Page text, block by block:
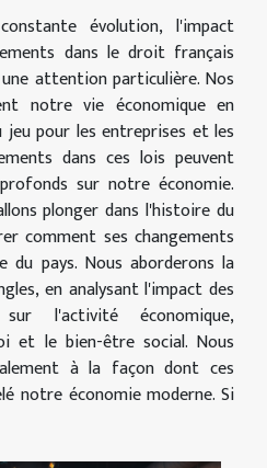
évolution, l'impact
dans le droit français
attention particulière. Nos
notre vie économique en
jeu pour les entreprises et les
dans ces lois peuvent
sur notre économie.
plonger dans l'histoire du
comment ses changements
du pays. Nous aborderons la
en analysant l'impact des
l'activité économique,
et le bien-être social. Nous
à la façon dont ces
notre économie moderne. Si